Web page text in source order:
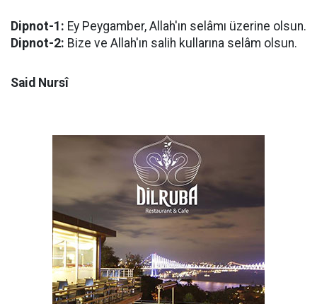
Dipnot-1: Ey Peygamber, Allah'ın selâmı üzerine olsun.
Dipnot-2: Bize ve Allah'ın salih kullarına selâm olsun.
Said Nursî